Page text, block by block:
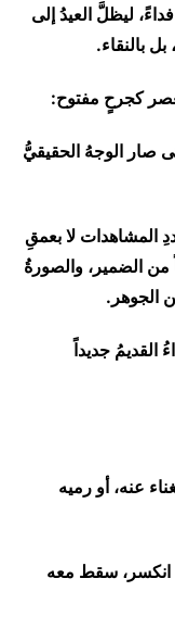
ليظلَّ العيدُ إلى
بل بالنقاء.
كجرحٍ مفتوح:
صار الوجهُ الحقيقيُّ
المشاهدات لا بعمقِ
من الضمير، والصورةُ
الجوهر.
القديمُ جديداً
عنه، أو رميه
انكسر، سقط معه